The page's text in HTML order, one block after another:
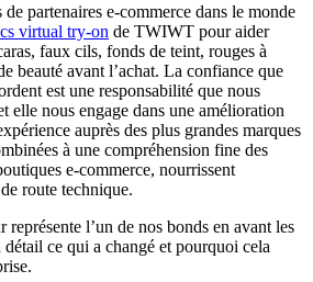
partenaires e-commerce dans le monde
virtual try-on de TWIWT pour aider
faux cils, fonds de teint, rouges à
beauté avant l’achat. La confiance que
est une responsabilité que nous
elle nous engage dans une amélioration
auprès des plus grandes marques
à une compréhension fine des
e-commerce, nourrissent
route technique.
représente l’un de nos bonds en avant les
ce qui a changé et pourquoi cela